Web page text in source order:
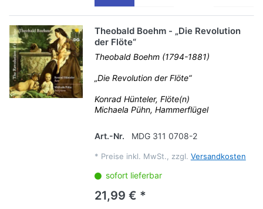
Theobald Boehm - „Die Revolution
der Flöte“
Theobald Boehm (1794-1881)
„Die Revolution der Flöte“
Konrad Hünteler, Flöte(n)
Michaela Pühn, Hammerflügel
Art.-Nr. MDG 311 0708-2
* Preise inkl. MwSt., zzgl. Versandkosten
sofort lieferbar
21,99 € *